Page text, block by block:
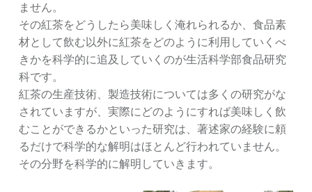
ません。
その紅茶をどうしたら美味しく淹れられるか、食品素
材として飲む以外に紅茶をどのように利用していくべ
きかを科学的に追及していくのが生活科学部食品研究
科です。
紅茶の生産技術、製造技術については多くの研究がな
されていますが、実際にどのようにすれば美味しく飲
むことができるかといった研究は、著述家の経験に頼
るだけで科学的な解明はほとんど行われていません。
その分野を科学的に解明していきます。